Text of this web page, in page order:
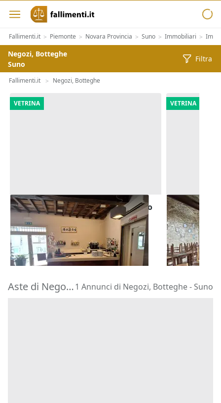
Fallimenti.it > Piemonte > Novara Provincia > Suno > Immobiliari >
Negozi, Botteghe
Suno
Filtra
Fallimenti.it > Negozi, Botteghe
VETRINA
Asta Locale commerciale destinato
a ristorazione
Cesena (Forlì-Cesena)
353.621 €
29/09/2026
VETRINA
Asta
servizi
Jesi
291.600 €
24/09/2026
Aste di Negozi, Botteghe Suno1 Annunci di Negozi, Botteghe - Suno